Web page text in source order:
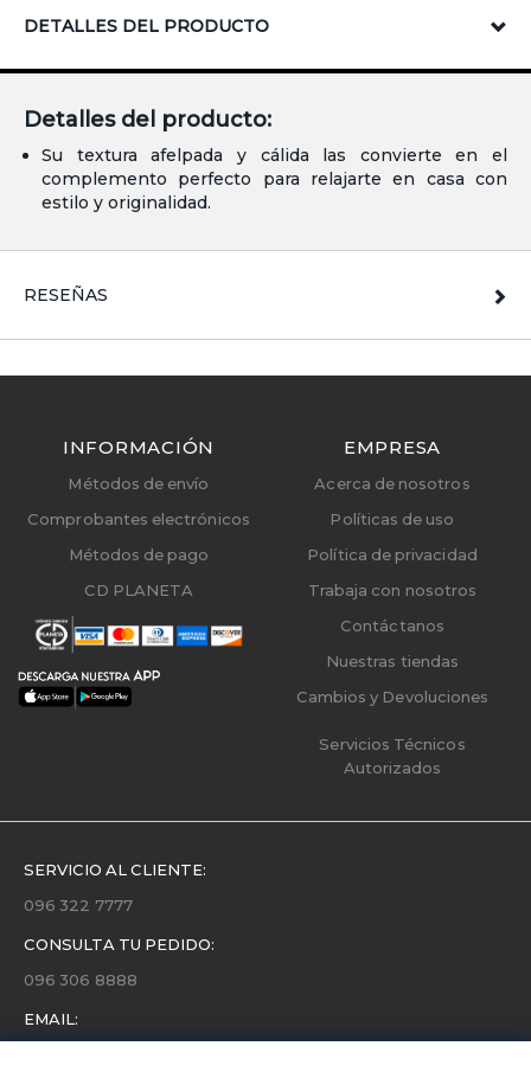
DETALLES DEL PRODUCTO
Detalles del producto:
Su textura afelpada y cálida las convierte en el
complemento perfecto para relajarte en casa con
estilo y originalidad.
RESEÑAS
INFORMACIÓN
Métodos de envío
Comprobantes electrónicos
Métodos de pago
CD PLANETA
EMPRESA
Acerca de nosotros
Políticas de uso
Política de privacidad
Trabaja con nosotros
Contáctanos
Nuestras tiendas
Cambios y Devoluciones
Servicios Técnicos
Autorizados
SERVICIO AL CLIENTE:
096 322 7777
CONSULTA TU PEDIDO:
096 306 8888
EMAIL: